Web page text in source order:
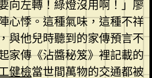
向左轉！綠燈沒用啊！」廖
心悸。這種氣味，這種不祥
與他兒時聽到的家傳預言不
家傳《沾醬秘笈》裡記載的
健檢當世間萬物的交通都被